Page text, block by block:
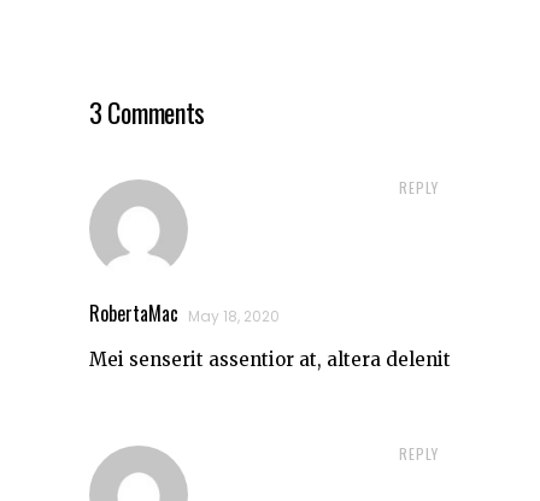
3 Comments
REPLY
RobertaMac May 18, 2020
Mei senserit assentior at, altera delenit
REPLY